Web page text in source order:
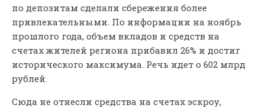
по депозитам сделали сбережения более
привлекательными. По информации на ноябрь
прошлого года, объем вкладов и средств на
счетах жителей региона прибавил 26% и достиг
исторического максимума. Речь идет о 602 млрд
рублей.
Сюда не отнесли средства на счетах эскроу,